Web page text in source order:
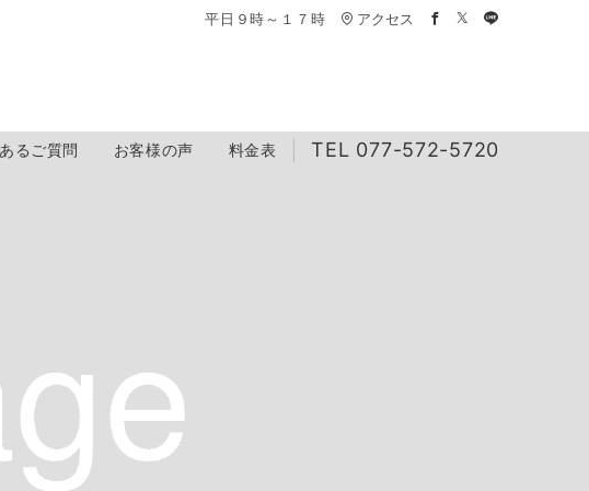
平日９時～１７時 アクセス
るご質問 お客様の声 料金表 TEL 077-572-5720